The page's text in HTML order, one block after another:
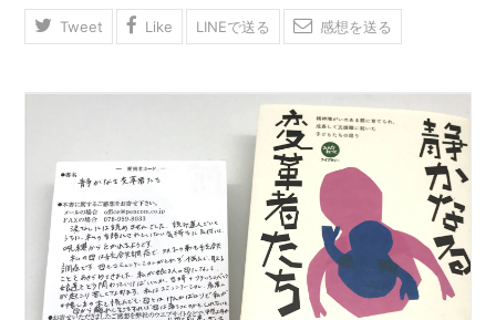
Tweet Like LINEで送る 感想を送る